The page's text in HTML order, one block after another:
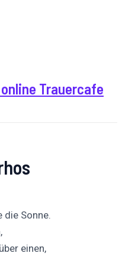
online Trauercafe
die Sonne.
einen,